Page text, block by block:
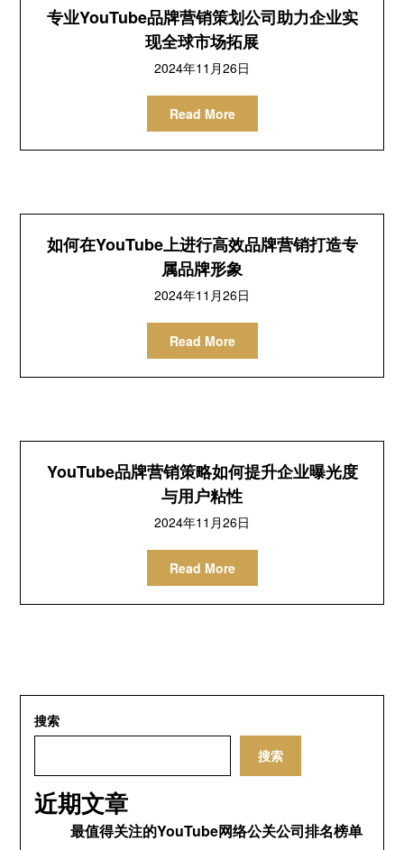
专业YouTube品牌营销策划公司助力企业实
现全球市场拓展
2024年11月26日
Read More
如何在YouTube上进行高效品牌营销打造专
属品牌形象
2024年11月26日
Read More
YouTube品牌营销策略如何提升企业曝光度
与用户粘性
2024年11月26日
Read More
搜索
搜索
近期文章
最值得关注的YouTube网络公关公司排名榜单